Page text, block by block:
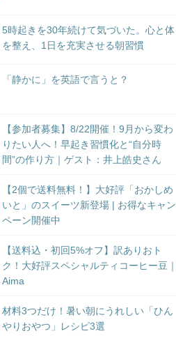
5時起きを30年続けて気づいた。心と体
を整え、1日を充実させる朝習慣
「静かに」を英語で言うと？
【参加者募集】8/22開催！9月から変わ
りたい人へ！早起き習慣化と“自分時
間”の作り方｜ゲスト：井上皓史さん
【2個で送料無料！】大好評「おかしめ
いと」のスイーツ新登場 | お得なキャン
ペーン開催中
【送料込・初回5%オフ】訳ありおト
ク！大好評スペシャルティコーヒー豆｜
Aima
材料3つだけ！暑い朝にうれしい「ひん
やりおやつ」レシピ3選